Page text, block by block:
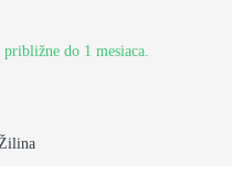
do 1 mesiaca.